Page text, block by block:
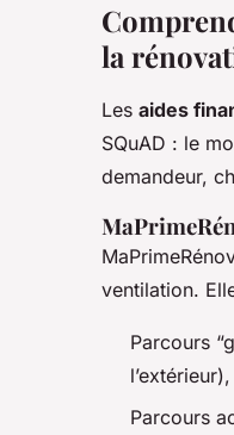
la
Les aides
SQuAD : le
demandeur,
ventilation.
Parcours
l’extérieur),
Parcours